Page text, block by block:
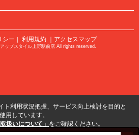
シー ｜ 利用規約 ｜アクセスマップ
ップスタイル上野駅前店 All rights reserved.
ト利用状況把握、サービス向上検討を目的と
用しています。
扱いについて」 をご確認ください。